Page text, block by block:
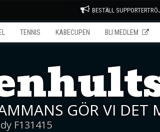
BESTÄLL
TENNIS KABECUPEN BLI MEDLEM
GÖR VI DET
F131415